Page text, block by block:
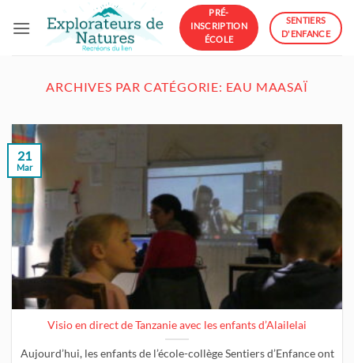
PRÉ-
INSCRIPTION
ÉCOLE
SENTIERS
D'ENFANCE
ARCHIVES PAR CATÉGORIE: EAU MAASAÏ
Visio en direct de Tanzanie avec les enfants d’Alailelai
Aujourd’hui, les enfants de l’école-collège Sentiers d’Enfance ont
21
Mar